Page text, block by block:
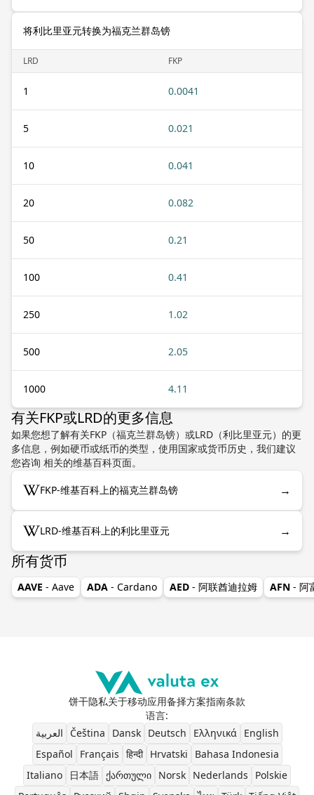
将利比里亚元转换为福克兰群岛镑
LRD FKP
1 0.0041
5 0.021
10 0.041
20 0.082
50 0.21
100 0.41
250 1.02
500 2.05
1000 4.11
有关FKP或LRD的更多信息
如果您想了解有关FKP（福克兰群岛镑）或LRD（利比里亚元）的更
多信息，例如硬币或纸币的类型，使用国家或货币历史，我们建议
您咨询 相关的维基百科页面。
FKP-维基百科上的福克兰群岛镑 →
LRD-维基百科上的利比里亚元 →
所有货币
AAVE - Aave ADA - Cardano AED - 阿联酋迪拉姆 AFN - 阿
饼干隐私关于移动应用备择方案指南条款
语言:
العربية
Čeština Dansk Deutsch Ελληνικά
English
Español
Français हिन्दी Hrvatski
Bahasa Indonesia
Italiano
日本語 ქართული Norsk Nederlands
Polskie